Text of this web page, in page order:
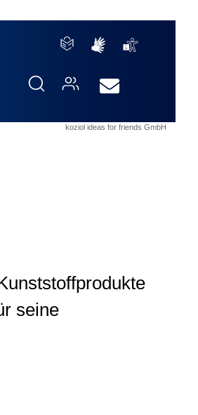
koziol ideas for friends GmbH
seine